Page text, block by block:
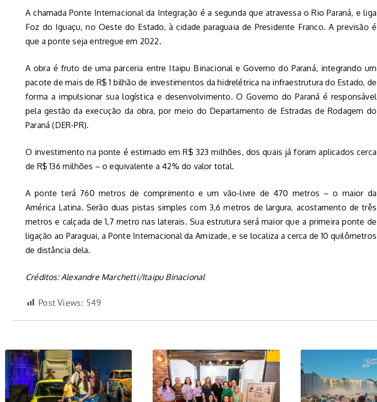
A chamada Ponte Internacional da Integração é a segunda que atravessa o Rio Paraná, e liga
Foz do Iguaçu, no Oeste do Estado, à cidade paraguaia de Presidente Franco. A previsão é
que a ponte seja entregue em 2022.
A obra é fruto de uma parceria entre Itaipu Binacional e Governo do Paraná, integrando um
pacote de mais de R$ 1 bilhão de investimentos da hidrelétrica na infraestrutura do Estado, de
forma a impulsionar sua logística e desenvolvimento. O Governo do Paraná é responsável
pela gestão da execução da obra, por meio do Departamento de Estradas de Rodagem do
Paraná (DER-PR).
O investimento na ponte é estimado em R$ 323 milhões, dos quais já foram aplicados cerca
de R$ 136 milhões – o equivalente a 42% do valor total.
A ponte terá 760 metros de comprimento e um vão-livre de 470 metros – o maior da
América Latina. Serão duas pistas simples com 3,6 metros de largura, acostamento de três
metros e calçada de 1,7 metro nas laterais. Sua estrutura será maior que a primeira ponte de
ligação ao Paraguai, a Ponte Internacional da Amizade, e se localiza a cerca de 10 quilômetros
de distância dela.
Créditos: Alexandre Marchetti/Itaipu Binacional
Post Views: 549